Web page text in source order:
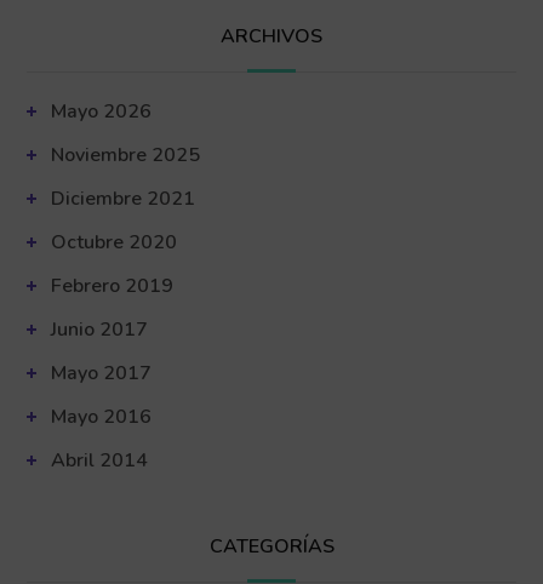
ARCHIVOS
Mayo 2026
Noviembre 2025
Diciembre 2021
Octubre 2020
Febrero 2019
Junio 2017
Mayo 2017
Mayo 2016
Abril 2014
CATEGORÍAS